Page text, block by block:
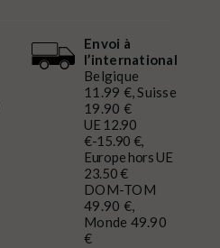
Envoi à
l’international
Belgique
11.99 €, Suisse
19.90 €
UE 12.90
€-15.90 €,
Europe hors UE
23.50 €
DOM-TOM
49.90 €,
Monde 49.90
€